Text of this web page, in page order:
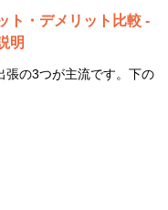
ト・デメリット比較 -
明
張の3つが主流です。下の